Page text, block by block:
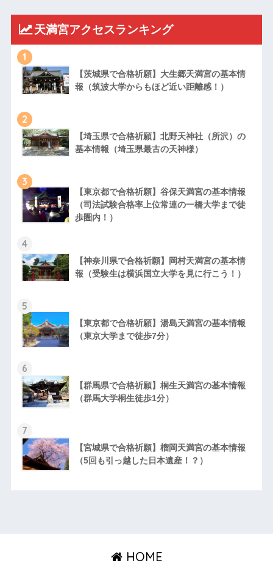
天満宮アクセスランキング
1
【茨城県で合格祈願】大生郷天満宮の基本情
報（筑波大学からもほど近い距離感！）
2
【埼玉県で合格祈願】北野天神社（所沢）の
基本情報（埼玉県最古の天神様）
3
【東京都で合格祈願】谷保天満宮の基本情報
（司法試験合格率上位常連の一橋大学まで徒
歩圏内！）
4
【神奈川県で合格祈願】岡村天満宮の基本情
報（受験生は横浜国立大学を見に行こう！）
5
【東京都で合格祈願】湯島天満宮の基本情報
（東京大学まで徒歩7分）
6
【群馬県で合格祈願】桐生天満宮の基本情報
（群馬大学桐生徒歩1分）
7
【宮城県で合格祈願】榴岡天満宮の基本情報
（5回も引っ越した日本遺産！？）
HOME